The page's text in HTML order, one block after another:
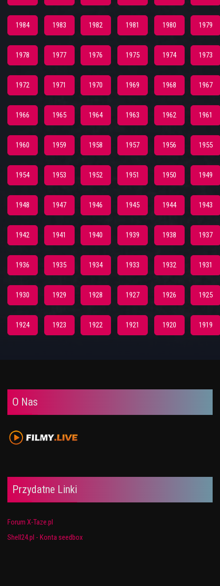
1984 1983 1982 1981 1980 1979
1978 1977 1976 1975 1974 1973
1972 1971 1970 1969 1968 1967
1966 1965 1964 1963 1962 1961
1960 1959 1958 1957 1956 1955
1954 1953 1952 1951 1950 1949
1948 1947 1946 1945 1944 1943
1942 1941 1940 1939 1938 1937
1936 1935 1934 1933 1932 1931
1930 1929 1928 1927 1926 1925
1924 1923 1922 1921 1920 1919
O Nas
Przydatne Linki
Forum X-Taze.pl
Shell24.pl - Konta seedbox